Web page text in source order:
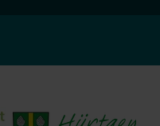
Gemeinde Hürtgenwald